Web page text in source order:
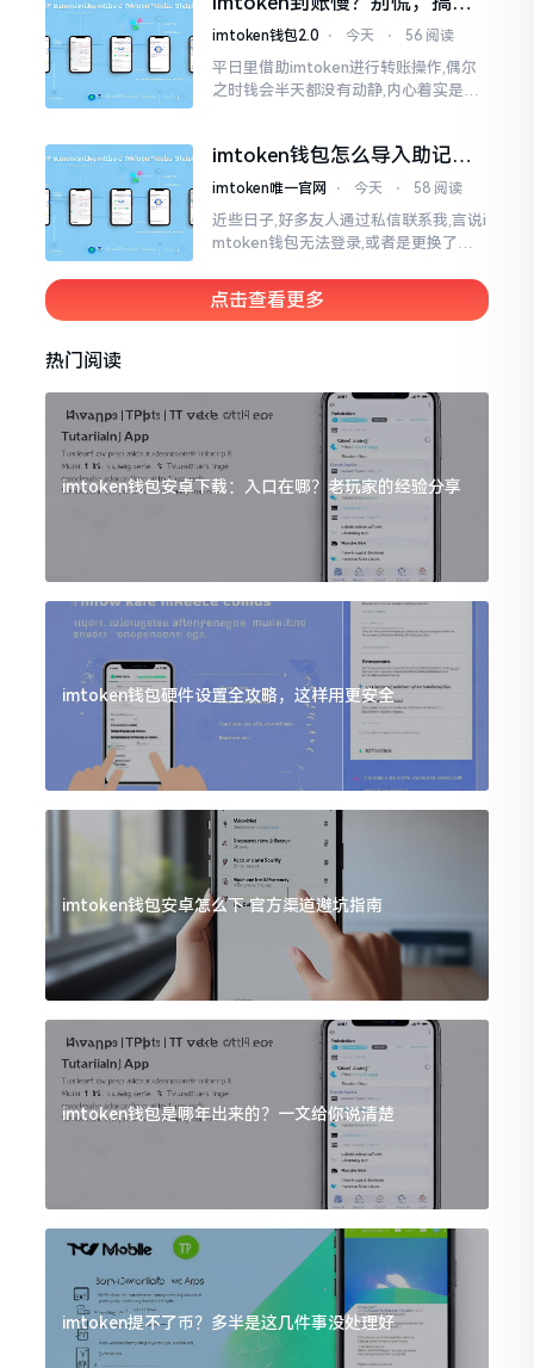
清楚了
这几点比啥都强
imtoken钱包2.0 ⋅ 今天 ⋅ 56 阅读
平日里借助imtoken进行转账操作,偶尔
之时钱会半天都没有动静,内心着实是挺
这个东西呢
imtoken钱包怎么导入助记
词？手把手教你找回资产
imtoken唯一官网 ⋅ 今天 ⋅ 58 阅读
近些日子,好多友人通过私信联系我,言说i
mtoken钱包无法登录,或者是更换了手
蚂蚁一般。实际上
点击查看更多
热门阅读
imtoken钱包安卓下载：入口在哪？老玩家的经验分享
imtoken钱包硬件设置全攻略，这样用更安全
imtoken钱包安卓怎么下 官方渠道避坑指南
imtoken钱包是哪年出来的？一文给你说清楚
imtoken提不了币？多半是这几件事没处理好